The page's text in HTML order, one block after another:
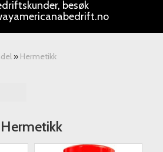
besøk
» Hermetikk
Hermetikk